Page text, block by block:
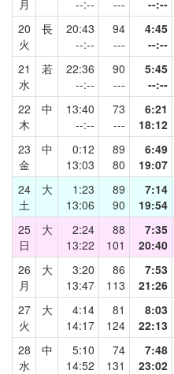
月 --:-- --- --:--
20
火
長
20:43
--:--
94
---
4:45
--:--
21
水
若
22:36
--:--
90
---
5:45
--:--
22
木
中
13:40
--:--
73
---
6:21
18:12
23
金
中
0:12
13:03
89
80
6:49
19:07
24
土
大
1:23
13:06
89
90
7:14
19:54
25
日
大
2:24
13:22
88
101
7:35
20:40
26
月
大
3:20
13:47
86
113
7:53
21:26
27
火
大
4:14
14:17
81
124
8:03
22:13
28
水
中
5:10
14:52
74
131
7:48
23:02